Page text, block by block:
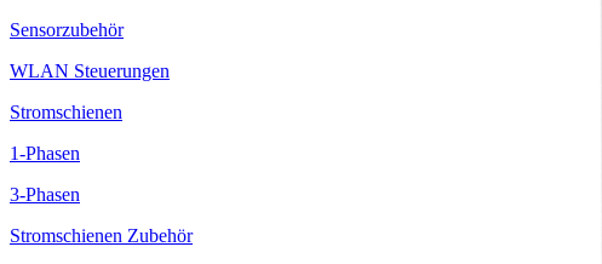
Sensorzubehör
WLAN Steuerungen
Stromschienen
1-Phasen
3-Phasen
Stromschienen Zubehör